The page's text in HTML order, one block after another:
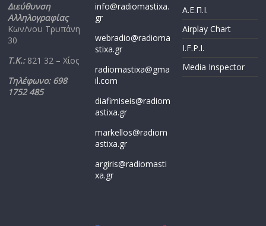
Διεύθυνση
Αλληλογραφίας
Κων/νου Τρυπάνη
30
Τ.Κ.: 821 32 – Χίος
Τηλέφωνο: 698
1752 485
info@radiomastixa.
gr
webradio@radioma
stixa.gr
radiomastixa@gma
il.com
diafimiseis@radiom
astixa.gr
markellos@radiom
astixa.gr
argiris@radiomasti
xa.gr
Α.Ε.Π.Ι.
Airplay Chart
I.F.P.I.
Media Inspector